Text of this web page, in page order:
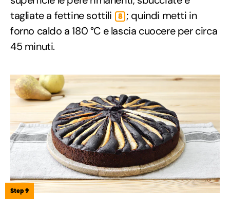
tagliate a fettine sottili
8 ; quindi metti in
forno caldo a 180 °C e lascia cuocere per circa
45 minuti.
Step 9